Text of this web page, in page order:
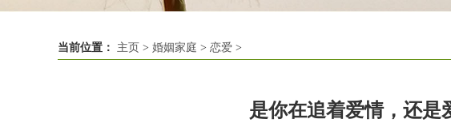
当前位置： 主页 > 婚姻家庭 > 恋爱 >
是你在追着爱情，还是